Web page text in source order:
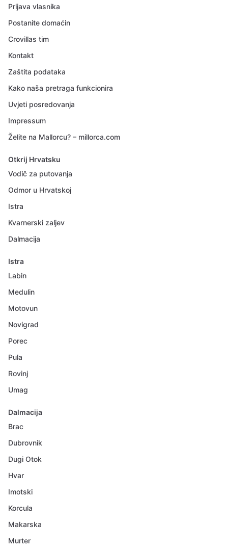
Prijava vlasnika
Postanite domaćin
Crovillas tim
Kontakt
Zaštita podataka
Kako naša pretraga funkcionira
Uvjeti posredovanja
Impressum
Želite na Mallorcu? – millorca.com
Otkrij Hrvatsku
Vodič za putovanja
Odmor u Hrvatskoj
Istra
Kvarnerski zaljev
Dalmacija
Istra
Labin
Medulin
Motovun
Novigrad
Porec
Pula
Rovinj
Umag
Dalmacija
Brac
Dubrovnik
Dugi Otok
Hvar
Imotski
Korcula
Makarska
Murter